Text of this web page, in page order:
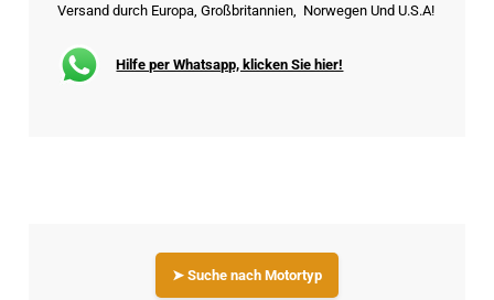
Versand durch Europa, Großbritannien, Norwegen Und U.S.A!
Hilfe per Whatsapp, klicken Sie hier!
➤ Suche nach Motortyp